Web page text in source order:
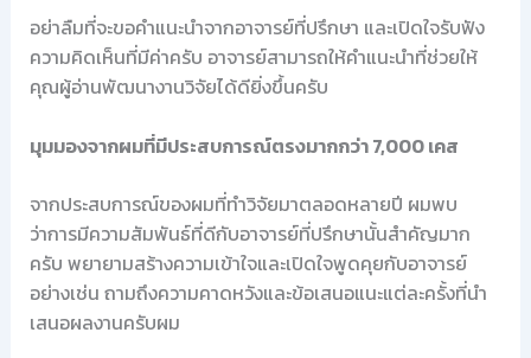
อย่าลืมที่จะขอคำแนะนำจากอาจารย์ที่ปรึกษา และเปิดใจรับฟัง
ความคิดเห็นที่มีค่าครับ อาจารย์สามารถให้คำแนะนำที่ช่วยให้
คุณผู้อ่านพัฒนางานวิจัยได้ดียิ่งขึ้นครับ
มุมมองจากผมที่มีประสบการณ์ตรงมากกว่า 7,000 เคส
จากประสบการณ์ของผมที่ทำวิจัยมาตลอดหลายปี ผมพบ
ว่าการมีความสัมพันธ์ที่ดีกับอาจารย์ที่ปรึกษานั้นสำคัญมาก
ครับ พยายามสร้างความเข้าใจและเปิดใจพูดคุยกับอาจารย์
อย่างเช่น ถามถึงความคาดหวังและข้อเสนอแนะแต่ละครั้งที่นำ
เสนอผลงานครับผม